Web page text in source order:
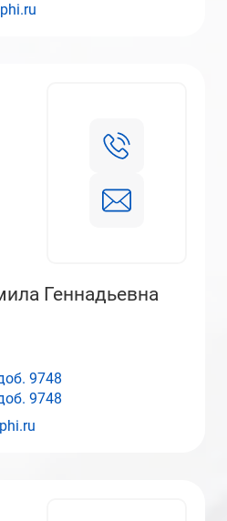
Геннадьевна
9748
9748